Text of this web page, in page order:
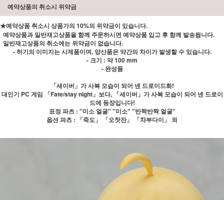
예약상품의 취소시 위약금
★예약상품 취소시 상품가의 10%의 위약금이 있습니다.
예약상품과 일반재고상품을 함께 주문하시면 예약상품 입고 후 함께 발송됩니다.
일반재고상품의 취소에는 위약금이 없습니다.
- 하기의 이미지는 시제품이며, 양산품은 약간의 차이가 발생할 수 있습니다.
- 크기 : 약 100 mm
- 완성품
「세이버」가 사복 모습이 되어 넨 드로이드화!
대인기 PC 게임 「Fate/stay night」보다, 「세이버」가 사복 모습이 되어 넨 드로이
드에 등장입니다!
표정 파츠 : "미소 얼굴" "미소" "반짝반짝 얼굴"
옵션 파츠 : 「죽도」 「오찻잔」 「챠부다이」 외